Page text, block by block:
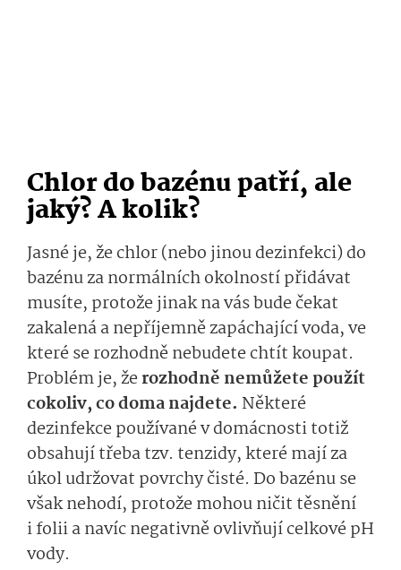
Chlor do bazénu patří, ale
jaký? A kolik?
Jasné je, že chlor (nebo jinou dezinfekci) do
bazénu za normálních okolností přidávat
musíte, protože jinak na vás bude čekat
zakalená a nepříjemně zapáchající voda, ve
které se rozhodně nebudete chtít koupat.
Problém je, žerozhodně nemůžete použít
cokoliv, co doma najdete. Některé
dezinfekce používané v domácnosti totiž
obsahují třeba tzv. tenzidy, které mají za
úkol udržovat povrchy čisté. Do bazénu se
však nehodí, protože mohou ničit těsnění
i folii a navíc negativně ovlivňují celkové pH
vody.